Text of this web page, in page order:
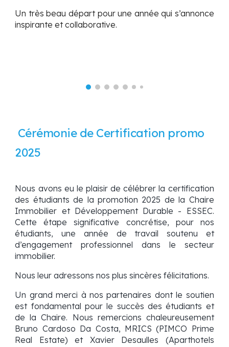
Un très beau départ pour une année qui s’annonce
inspirante et collaborative.
Cérémonie de Certification promo
2025
Nous avons eu le plaisir de célébrer la certification
des étudiants de la promotion 2025 de la Chaire
Immobilier et Développement Durable - ESSEC.
Cette étape significative concrétise, pour nos
étudiants, une année de travail soutenu et
d’engagement professionnel dans le secteur
immobilier.
Nous leur adressons nos plus sincères félicitations.
Un grand merci à nos partenaires dont le soutien
est fondamental pour le succès des étudiants et
de la Chaire. Nous remercions chaleureusement
Bruno Cardoso Da Costa, MRICS (PIMCO Prime
Real Estate) et Xavier Desaulles (Aparthotels